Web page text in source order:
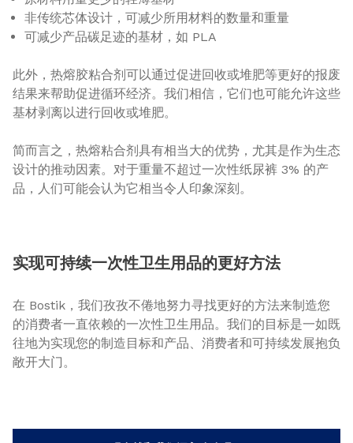
非传统芯体设计，可减少所用材料的数量和重量
可减少产品碳足迹的基材，如 PLA
此外，热熔胶粘合剂可以通过促进回收或堆肥等更好的报废
结果来帮助促进循环经济。我们相信，它们也可能允许这些
基材剥离以进行回收或堆肥。
简而言之，热熔粘合剂具有相当大的优势，尤其是作为生态
设计的推动因素。对于重量不超过一次性纸尿裤 3% 的产
品，人们可能会认为它相当令人印象深刻。
实现可持续一次性卫生用品的更好方法
在 Bostik，我们孜孜不倦地努力寻找更好的方法来制造您
的消费者一直依赖的一次性卫生用品。我们的目标是一如既
往地为实现您的制造目标和产品、消费者和可持续发展抱负
敞开大门。